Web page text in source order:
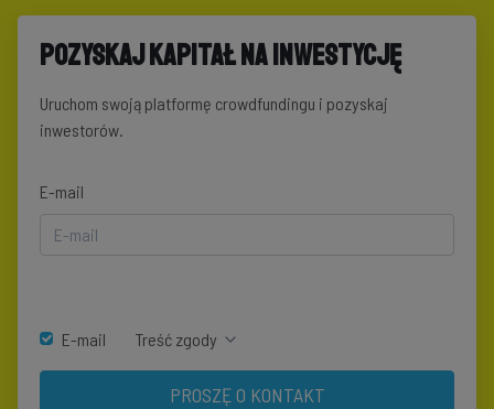
Pozyskaj kapitał na inwestycję
Uruchom swoją platformę crowdfundingu i pozyskaj
inwestorów.
E-mail
E-mail Treść zgody
PROSZĘ O KONTAKT